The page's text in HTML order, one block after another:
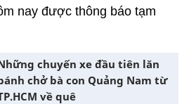
nay được thông báo tạm
chuyến xe đầu tiên lăn
chở bà con Quảng Nam từ
về quê